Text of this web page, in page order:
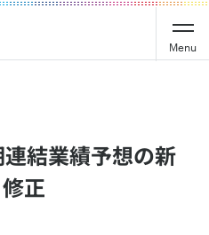
Menu
結業績予想の新
正